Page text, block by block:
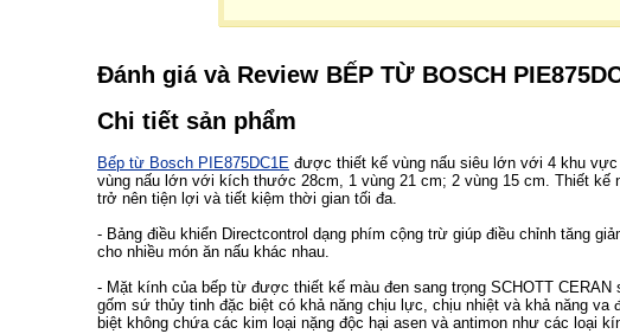
Đánh giá và Review BẾP TỪ BOSCH
Chi tiết sản phẩm
Bếp từ Bosch PIE875DC1E được thiết kế vùng nấu siêu lớn với 4 khu
vùng nấu lớn với kích thước 28cm, 1 vùng 21 cm; 2 vùng 15 cm. Thiết
trở nên tiện lợi và tiết kiệm thời gian tối đa.
- Bảng điều khiển Directcontrol dạng phím cộng trừ giúp điều chỉnh tăng
cho nhiều món ăn nấu khác nhau.
- Mặt kính của bếp từ được thiết kế màu đen sang trọng SCHOTT
gốm sứ thủy tinh đặc biệt có khả năng chịu lực, chịu nhiệt và khả năng va
biệt không chứa các kim loại nặng độc hại asen và antimon như các loại